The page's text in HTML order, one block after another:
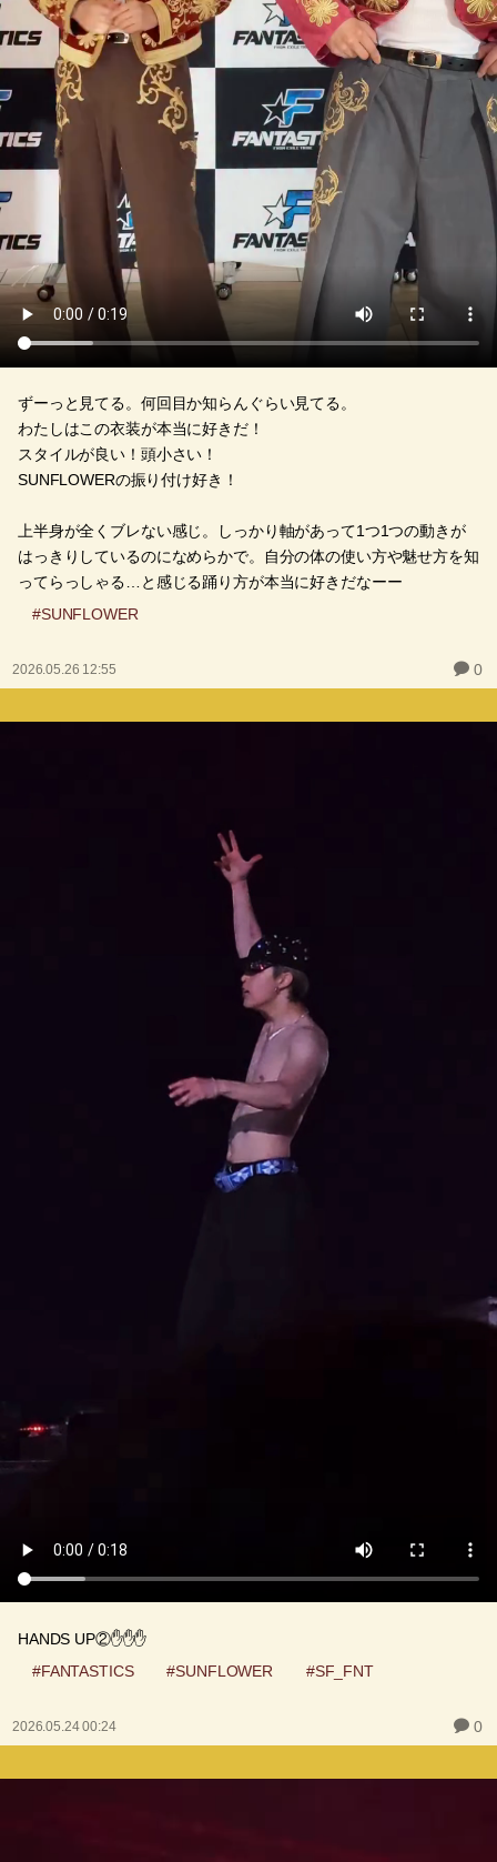
ずーっと見てる。何回目か知らんぐらい見てる。
わたしはこの衣装が本当に好きだ！
スタイルが良い！頭小さい！
SUNFLOWERの振り付け好き！
上半身が全くブレない感じ。しっかり軸があって1つ1つの動きが
はっきりしているのになめらかで。自分の体の使い方や魅せ方を知
ってらっしゃる…と感じる踊り方が本当に好きだなーー
#SUNFLOWER
2026.05.26 12:55 0
HANDS UP②✋✋✋
#FANTASTICS
#SUNFLOWER #SF_FNT
2026.05.24 00:24 0